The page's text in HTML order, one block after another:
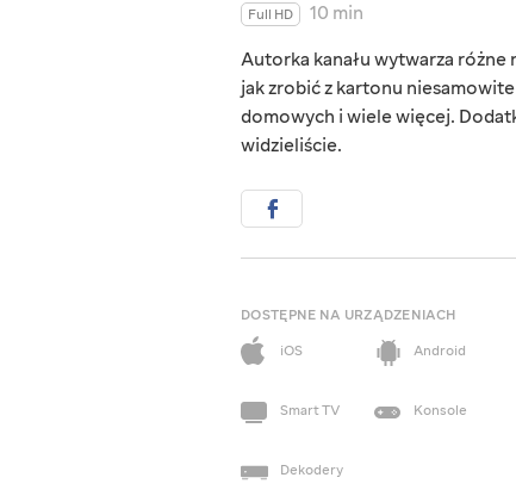
Full HD
10 min
Autorka kanału wytwarza różne
jak zrobić z kartonu
domowych i wiele więcej.
widzieliście.
DOSTĘPNE NA URZĄDZENIACH
iOS
Android
Smart TV Konsole
Dekodery